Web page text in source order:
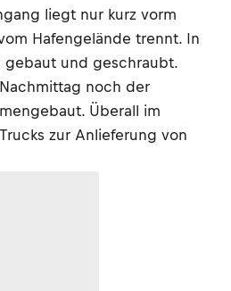
liegt nur kurz vorm
Hafengelände trennt. In
und geschraubt.
noch der
Überall im
zur Anlieferung von